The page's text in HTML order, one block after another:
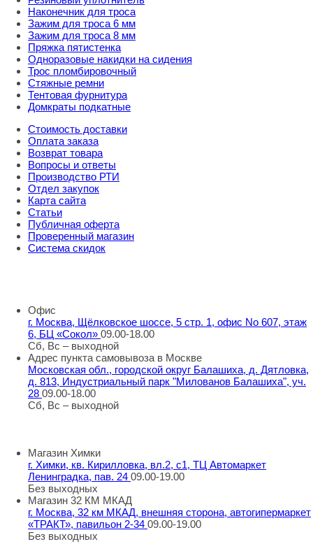
Наконечник для троса
Зажим для троса 6 мм
Зажим для троса 8 мм
Пряжка пятистенка
Одноразовые накидки на сидения
Трос пломбировочный
Стяжные ремни
Тентовая фурнитура
Домкраты подкатные
Стоимость доставки
Оплата заказа
Возврат товара
Вопросы и ответы
Производство РТИ
Отдел закупок
Карта сайта
Статьи
Публичная оферта
Проверенный магазин
Система скидок
Офис
г. Москва, Щёлковское шоссе, 5 стр. 1, офис No 607, этаж
6, БЦ «Сокол» 09.00-18.00
Сб, Вс – выходной
Адрес пункта самовывоза в Москве
Московская обл., городской округ Балашиха, д. Дятловка,
д. 813, Индустриальный парк "Милованов Балашиха", уч.
28 09.00-18.00
Сб, Вс – выходной
Магазин Химки
г. Химки, кв. Кирилловка, вл.2, с1, ТЦ Автомаркет
Ленинградка, пав. 24 09.00-19.00
Без выходных
Магазин 32 КМ МКАД
г. Москва, 32 км МКАД, внешняя сторона, автогипермаркет
«ТРАКТ», павильон 2-34 09.00-19.00
Без выходных